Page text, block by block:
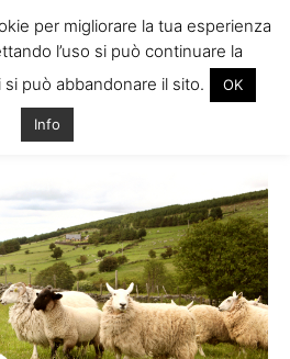
per migliorare la tua esperienza
l’uso si può continuare la
può abbandonare il sito.
OK
Info